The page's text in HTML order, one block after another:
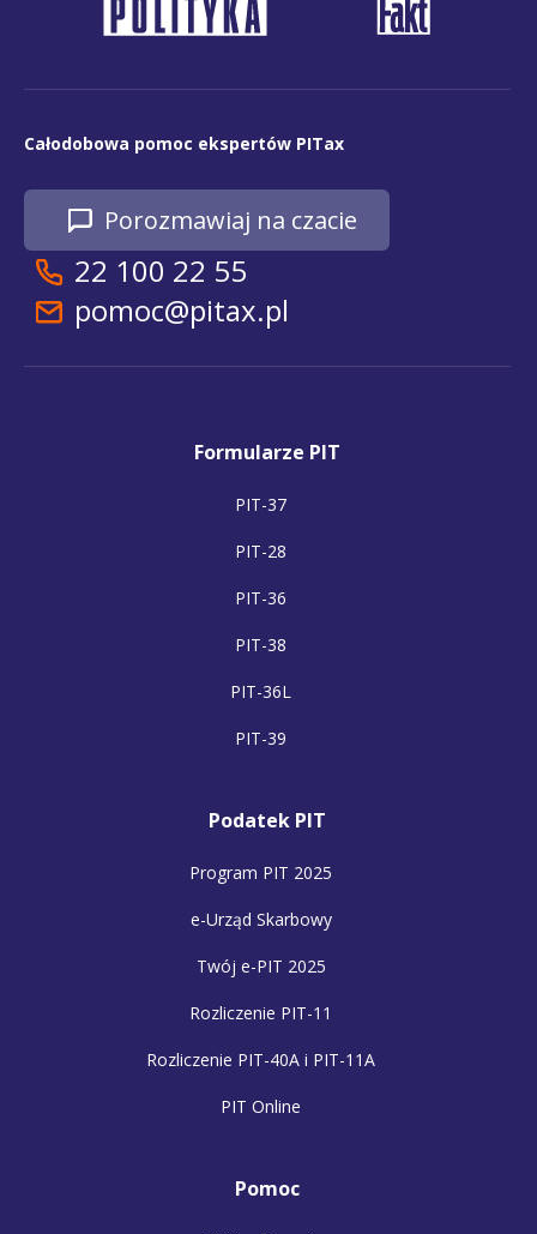
Całodobowa pomoc ekspertów PITax
Porozmawiaj na czacie
22 100 22 55
pomoc@pitax.pl
Formularze PIT
PIT-37
PIT-28
PIT-36
PIT-38
PIT-36L
PIT-39
Podatek PIT
Program PIT 2025
e-Urząd Skarbowy
Twój e-PIT 2025
Rozliczenie PIT-11
Rozliczenie PIT-40A i PIT-11A
PIT Online
Pomoc